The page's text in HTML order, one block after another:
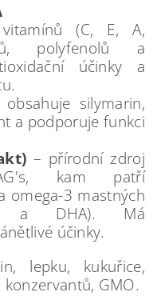
(C, E, A,
polyfenolů a
účinky a
silymarin,
a podporuje funkci
– přírodní zdroj
kam patří
omega-3 mastných
a DHA). Má
účinky.
lepku, kukuřice,
GMO.